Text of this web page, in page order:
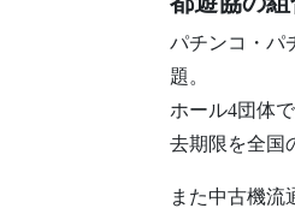
パチンコ・パ
題。
ホール4団体
去期限を全国
また中古機流